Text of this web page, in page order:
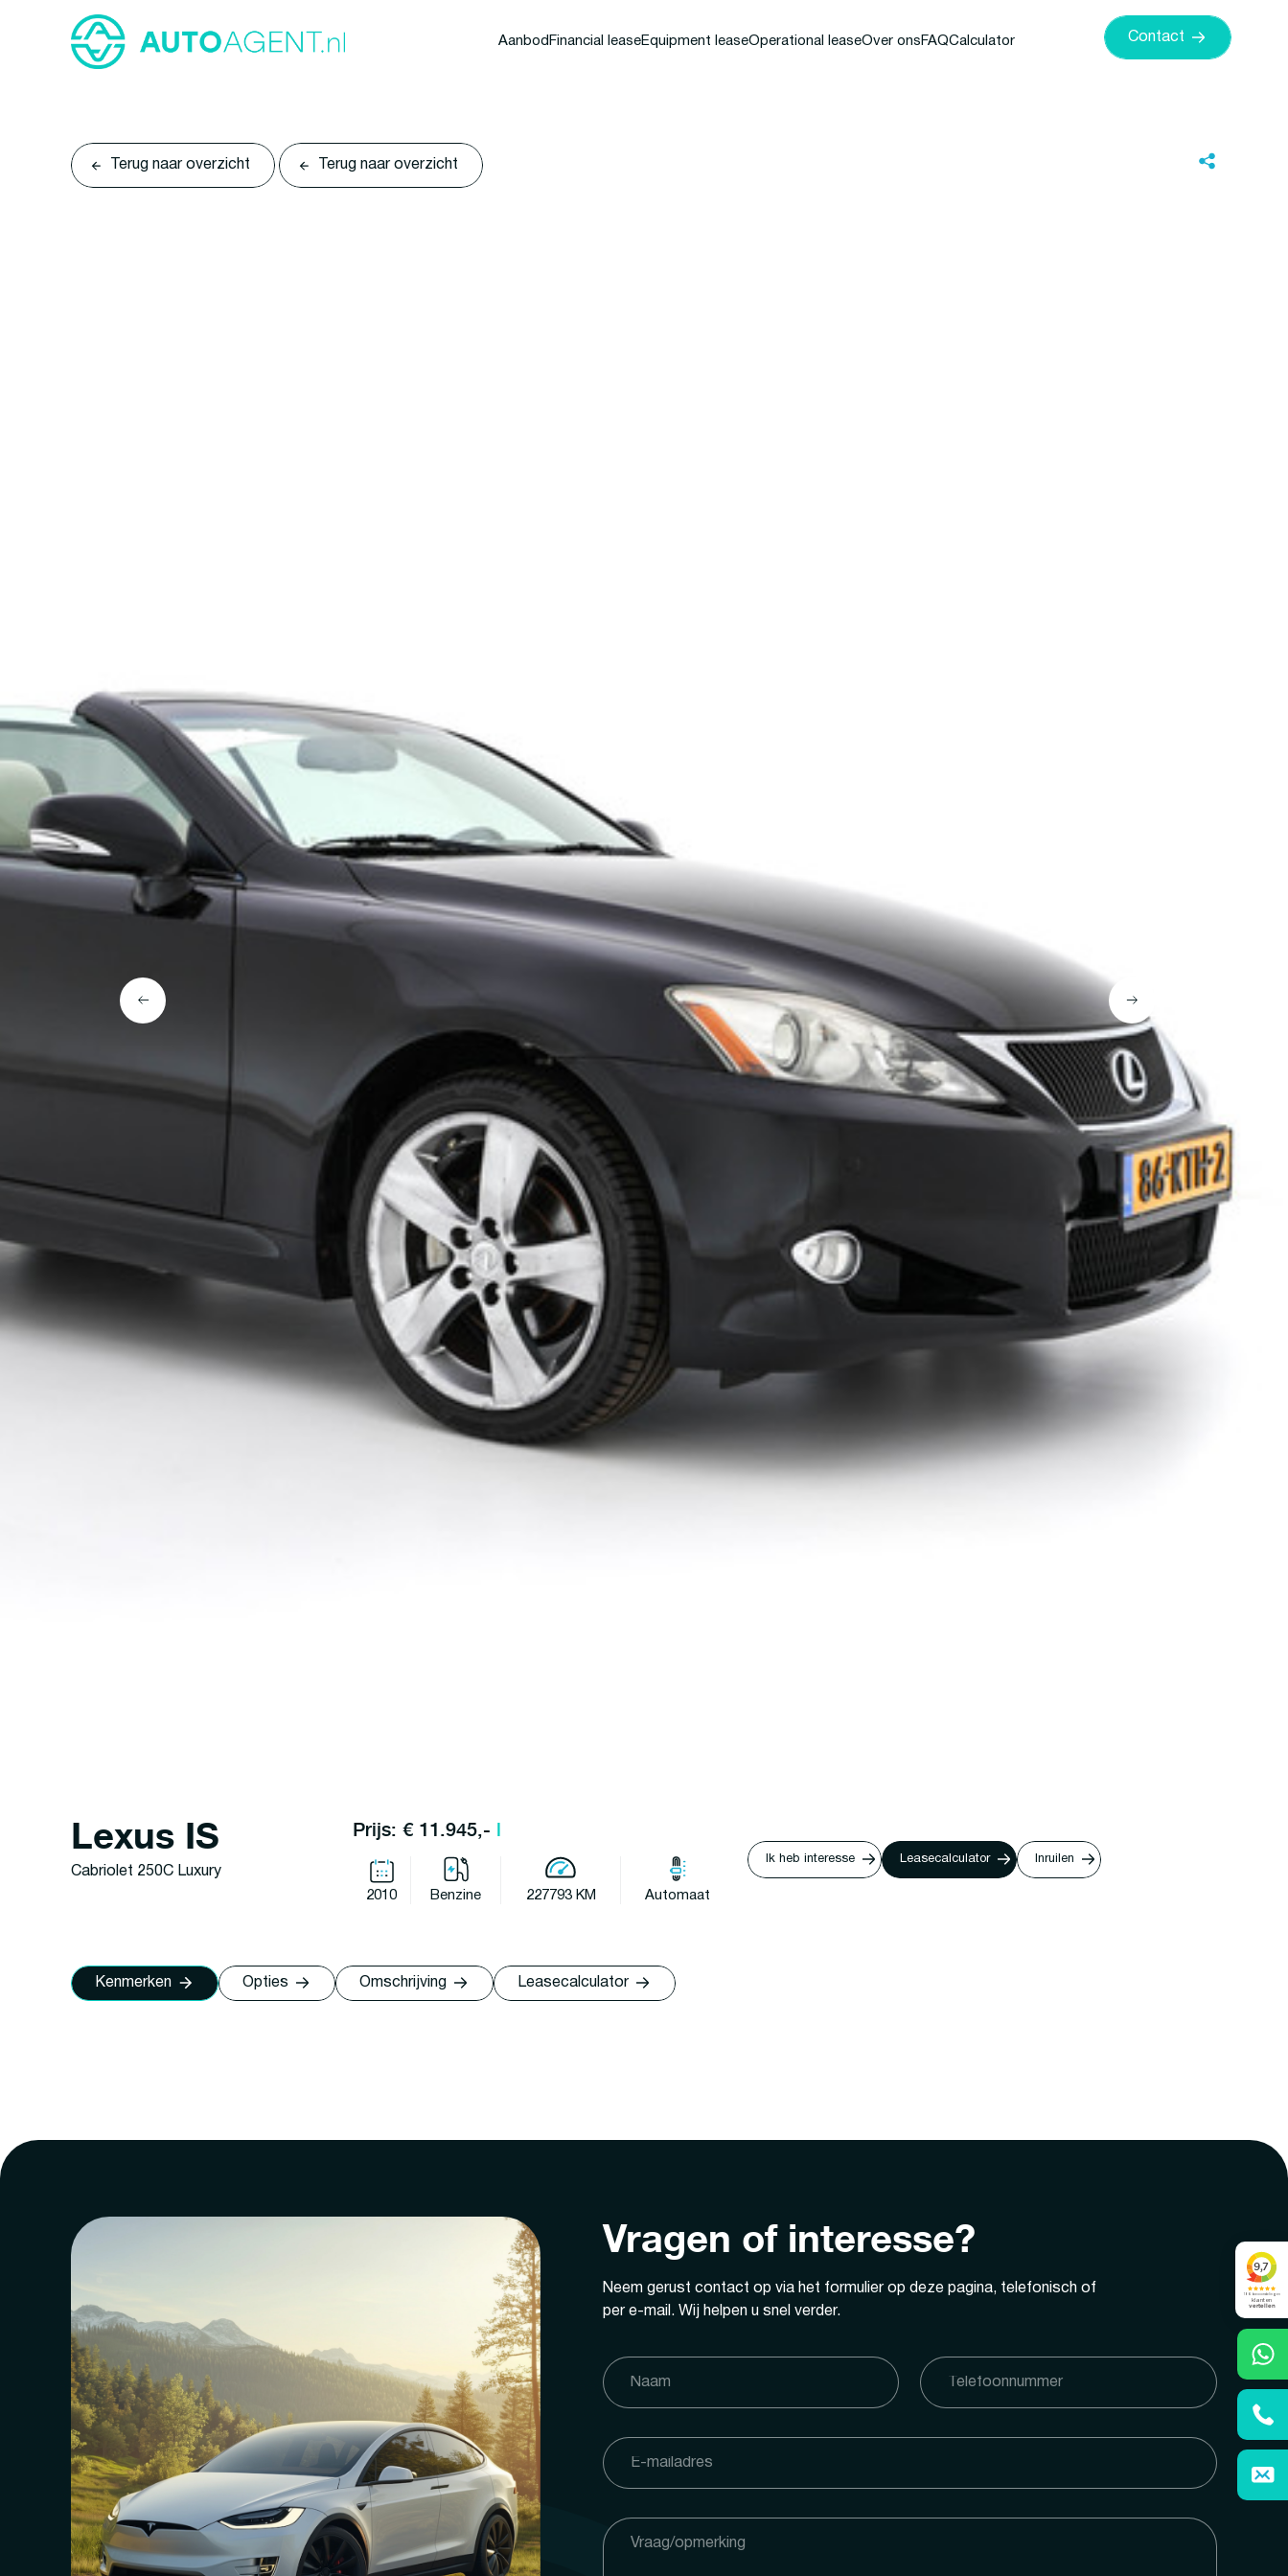
Aanbod Financial leaseEquipment leaseOperational leaseOver ons FAQCalculator Contact
Terug naar overzicht Terug naar overzicht
Lexus IS
Cabriolet 250C Luxury
Prijs: € 11.945,- l
2010 Benzine 227793 KM Automaat
Ik heb interesse Leasecalculator Inruilen
Kenmerken Opties Omschrijving Leasecalculator
Vragen of interesse?
Neem gerust contact op via het formulier op deze pagina, telefonisch of
per e-mail. Wij helpen u snel verder.